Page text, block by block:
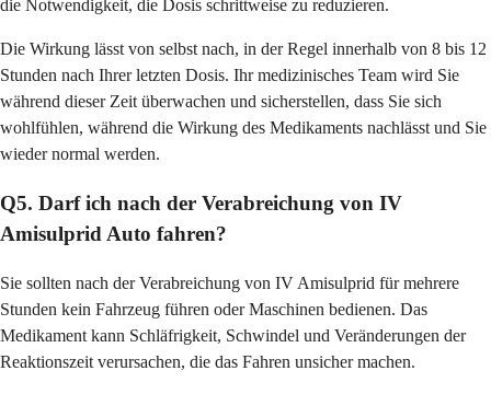
die Notwendigkeit, die Dosis schrittweise zu reduzieren.
Die Wirkung lässt von selbst nach, in der Regel innerhalb von 8 bis 12
Stunden nach Ihrer letzten Dosis. Ihr medizinisches Team wird Sie
während dieser Zeit überwachen und sicherstellen, dass Sie sich
wohlfühlen, während die Wirkung des Medikaments nachlässt und Sie
wieder normal werden.
Q5. Darf ich nach der Verabreichung von IV
Amisulprid Auto fahren?
Sie sollten nach der Verabreichung von IV Amisulprid für mehrere
Stunden kein Fahrzeug führen oder Maschinen bedienen. Das
Medikament kann Schläfrigkeit, Schwindel und Veränderungen der
Reaktionszeit verursachen, die das Fahren unsicher machen.